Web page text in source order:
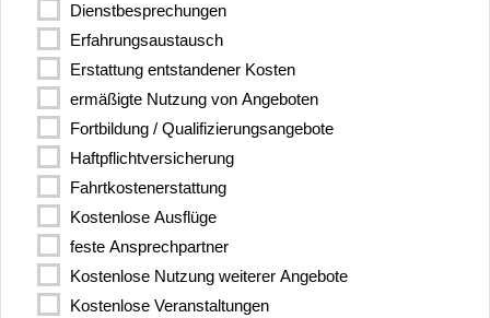
Dienstbesprechungen
Erfahrungsaustausch
Erstattung entstandener Kosten
ermäßigte Nutzung von Angeboten
Fortbildung / Qualifizierungsangebote
Haftpflichtversicherung
Fahrtkostenerstattung
Kostenlose Ausflüge
feste Ansprechpartner
Kostenlose Nutzung weiterer Angebote
Kostenlose Veranstaltungen